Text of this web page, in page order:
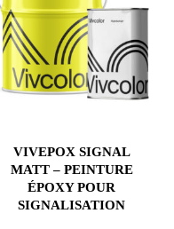
VIVEPOX SIGNAL
MATT – PEINTURE
ÉPOXY POUR
SIGNALISATION